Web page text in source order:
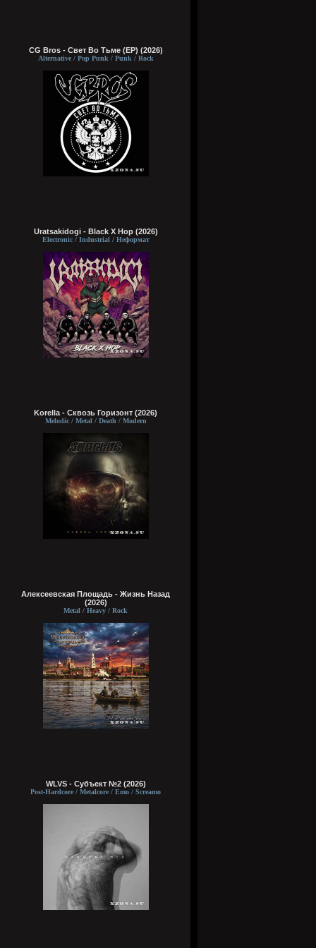
CG Bros - Свет Во Тьме (EP) (2026)
Alternative / Pop Punk / Punk / Rock
Uratsakidogi - Black X Hop (2026)
Electronic / Industrial / Неформат
Korella - Сквозь Горизонт (2026)
Melodic / Metal / Death / Modern
Алексеевская Площадь - Жизнь Назад
(2026)
Metal / Heavy / Rock
WLVS - Субъект №2 (2026)
Post-Hardcore / Metalcore / Emo / Screamo